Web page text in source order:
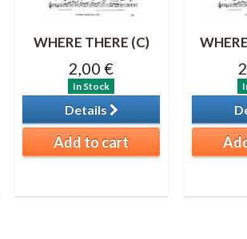
WHERE THERE (C)
2,00 €
In Stock
Details
Add to cart